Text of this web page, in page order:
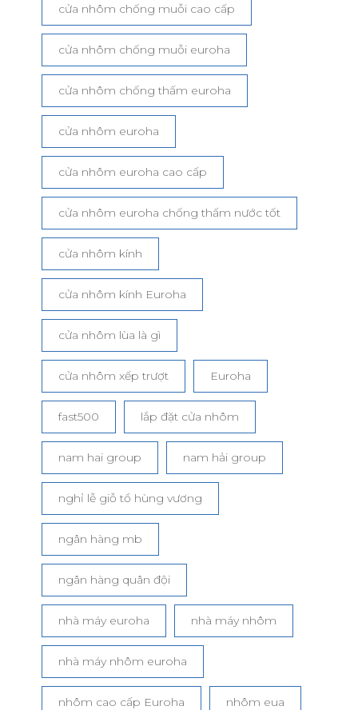
cửa nhôm chống muỗi cao cấp
cửa nhôm chống muỗi euroha
cửa nhôm chống thấm euroha
cửa nhôm euroha
cửa nhôm euroha cao cấp
cửa nhôm euroha chống thấm nước tốt
cửa nhôm kính
cửa nhôm kính Euroha
cửa nhôm lùa là gì
cửa nhôm xếp trượt Euroha
fast500 lắp đặt cửa nhôm
nam hai group nam hải group
nghỉ lễ giỗ tổ hùng vương
ngân hàng mb
ngân hàng quân đội
nhà máy euroha nhà máy nhôm
nhà máy nhôm euroha
nhôm cao cấp Euroha nhôm eua